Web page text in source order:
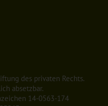
des privaten Rechts.
absetzbar.
14-0563-174